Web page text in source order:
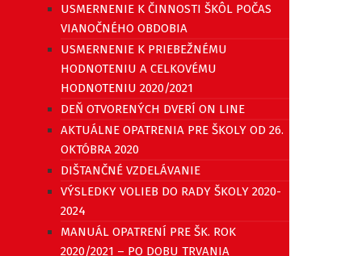
USMERNENIE K ČINNOSTI ŠKÔL POČAS
VIANOČNÉHO OBDOBIA
USMERNENIE K PRIEBEŽNÉMU
HODNOTENIU A CELKOVÉMU
HODNOTENIU 2020/2021
DEŇ OTVORENÝCH DVERÍ ON LINE
AKTUÁLNE OPATRENIA PRE ŠKOLY OD 26.
OKTÓBRA 2020
DIŠTANČNÉ VZDELÁVANIE
VÝSLEDKY VOLIEB DO RADY ŠKOLY 2020-
2024
MANUÁL OPATRENÍ PRE ŠK. ROK
2020/2021 – PO DOBU TRVANIA